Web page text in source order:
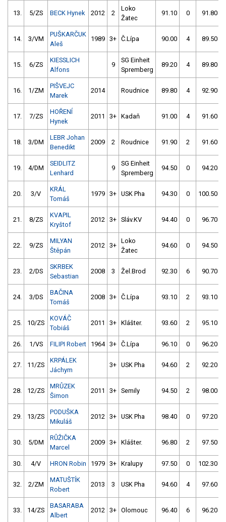
13. 5/ZS BECK Hynek 2012 2
Loko
Žatec
91.10 0 91.80
14. 3/VM
PUŠKARČUK
Aleš
1989 3+ Č.Lípa 90.00 4 89.50
15. 6/ZS
KIESSLICH
Alfons
9
SG Einheit
Spremberg
89.20 4 89.80
16. 1/ZM
PIŠVEJC
Marek
2014 Roudnice 89.80 4 92.90
17. 7/ZS
HOŘENÍ
Hynek
2011 3+ Kadaň 91.00 4 91.60
18. 3/DM
LEBR Johan
Benedikt
2009 2 Roudnice 91.90 2 91.60
19. 4/DM
SEIDLITZ
Lenhard
9
SG Einheit
Spremberg
94.50 0 94.20
20. 3/V
KRÁL
Tomáš
1979 3+ USK Pha 94.30 0 100.50
21. 8/ZS
KVAPIL
Kryštof
2012 3+ Sláv.KV 94.40 0 96.70
22. 9/ZS
MILYAN
Štěpán
2012 3+
Loko
Žatec
94.60 0 94.50
23. 2/DS
SKRBEK
Sebastian
2008 3 Žel.Brod 92.30 6 90.70
24. 3/DS
BAČINA
Tomáš
2008 3+ Č.Lípa 93.10 2 93.10
25. 10/ZS
KOVÁČ
Tobiáš
2011 3+ Klášter. 93.60 2 95.10
26. 1/VS FILIPI Robert 1964 3+ Č.Lípa 96.10 0 96.20
27. 11/ZS
KRPÁLEK
Jáchym
3+ USK Pha 94.60 2 92.20
28. 12/ZS
MRŮZEK
Šimon
2011 3+ Semily 94.50 2 98.00
29. 13/ZS
PODUŠKA
Mikuláš
2012 3+ USK Pha 98.40 0 97.20
30. 5/DM
RŮŽIČKA
Marcel
2009 3+ Klášter. 96.80 2 97.50
30. 4/V HRON Robin 1979 3+ Kralupy 97.50 0 102.30
32. 2/ZM
MATUŠTÍK
Robert
2013 3 USK Pha 94.60 4 97.60
33. 14/ZS
BASARABA
Albert
2012 3+ Olomouc 96.40 6 96.20